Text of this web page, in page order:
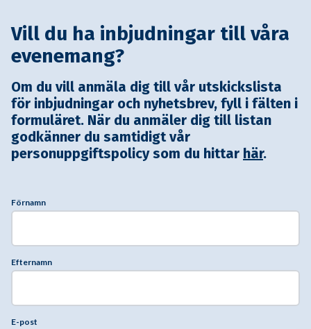
Vill du ha inbjudningar till våra
evenemang?
Om du vill anmäla dig till vår utskickslista
för inbjudningar och nyhetsbrev, fyll i fälten i
formuläret. När du anmäler dig till listan
godkänner du samtidigt vår
personuppgiftspolicy som du hittar här.
Förnamn
Efternamn
E-post